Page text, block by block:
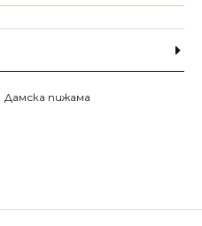
Дамска пижама